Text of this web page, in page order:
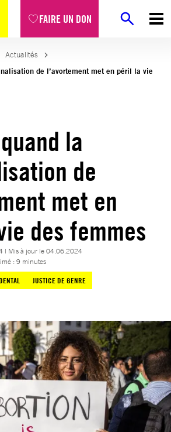
FAIRE UN DON
Actualités
de l’avortement met en péril la vie
la
de
met en
des femmes
| Mis à jour le04.06.2024
: 9 minutes
JUSTICE DE GENRE